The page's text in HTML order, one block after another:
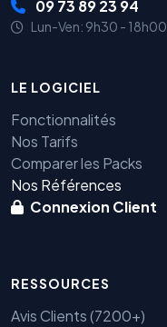
09 73 89 23 94
Lun-Ven: 9h30 - 18h00
LE LOGICIEL
Fonctionnalités
Nos Tarifs
Comparer les Packs
Nos Références
Connexion Client
RESSOURCES
Avis Clients (7200+)